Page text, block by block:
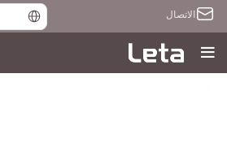
الاتصال